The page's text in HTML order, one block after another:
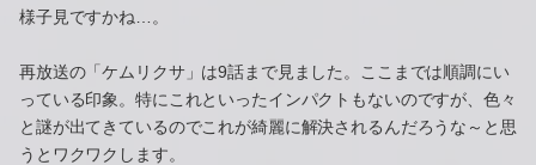
様子見ですかね…。
再放送の「ケムリクサ」は9話まで見ました。ここまでは順調にい
っている印象。特にこれといったインパクトもないのですが、色々
と謎が出てきているのでこれが綺麗に解決されるんだろうな～と思
うとワクワクします。